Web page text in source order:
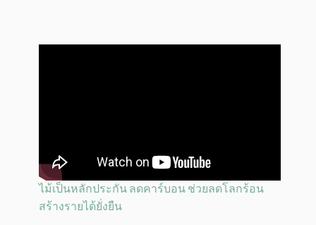
ไม้เป็นหลักประกัน ลดคาร์บอน ช่วยลดโลกร้อน
สร้างรายได้ยั่งยืน